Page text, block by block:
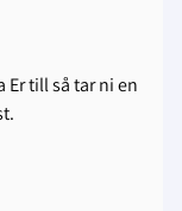
Er till så tar ni en